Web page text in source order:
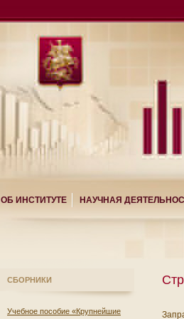
ОБ ИНСТИТУТЕ НАУЧНАЯ
СБОРНИКИ
Учебное пособие «Крупнейшие